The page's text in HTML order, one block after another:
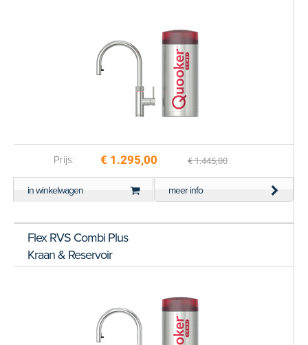
Prijs: € 1.295,00 € 1.445,00
in winkelwagen meer info
Flex RVS Combi Plus
Kraan & Reservoir